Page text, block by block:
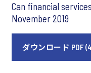
Can financial
November 2019
ダウンロード PDF